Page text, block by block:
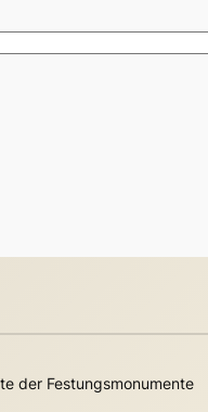
der Festungsmonumente